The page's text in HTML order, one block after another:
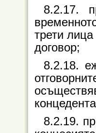
8.2.17.
трети
договор;
8.2.18.
8.2.19.